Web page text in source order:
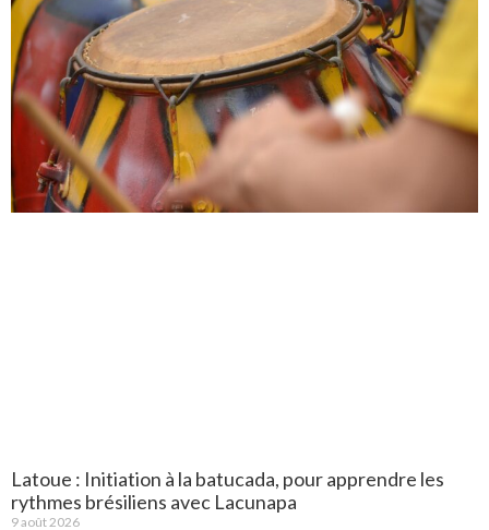
Latoue : Initiation à la batucada, pour apprendre les
rythmes brésiliens avec Lacunapa
9 août 2026